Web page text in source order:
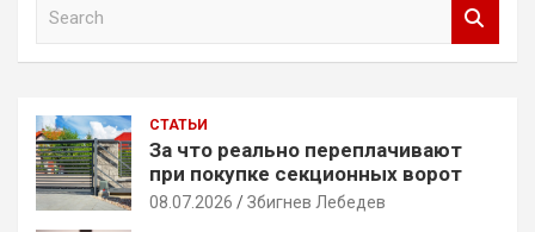
h
СТАТЬИ
За что реально переплачивают
при покупке секционных ворот
08.07.2026 Збигнев Лебедев